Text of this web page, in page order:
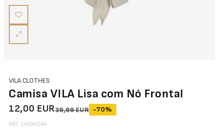
VILA CLOTHES
Camisa VILA Lisa com Nó Frontal
12,00 EUR39,99 EUR -70%
REF. 14096244